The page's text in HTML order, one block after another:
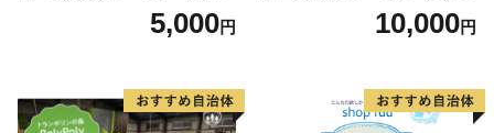
5,000円 10,000円